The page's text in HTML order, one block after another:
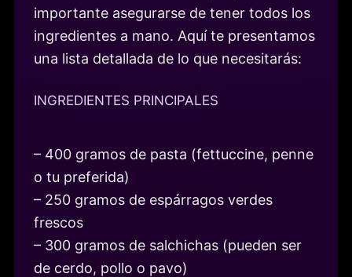
importante asegurarse de tener todos los
ingredientes a mano. Aquí te presentamos
una lista detallada de lo que necesitarás:
INGREDIENTES PRINCIPALES
– 400 gramos de pasta (fettuccine, penne
o tu preferida)
– 250 gramos de espárragos verdes
frescos
– 300 gramos de salchichas (pueden ser
de cerdo, pollo o pavo)